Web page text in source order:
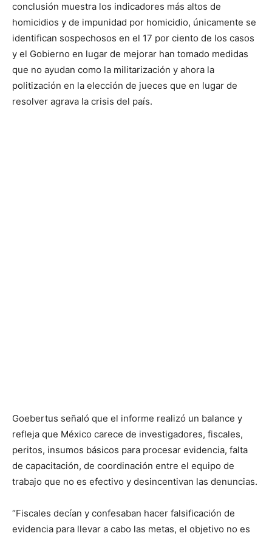
conclusión muestra los indicadores más altos de
homicidios y de impunidad por homicidio, únicamente se
identifican sospechosos en el 17 por ciento de los casos
y el Gobierno en lugar de mejorar han tomado medidas
que no ayudan como la militarización y ahora la
politización en la elección de jueces que en lugar de
resolver agrava la crisis del país.
Goebertus señaló que el informe realizó un balance y
refleja que México carece de investigadores, fiscales,
peritos, insumos básicos para procesar evidencia, falta
de capacitación, de coordinación entre el equipo de
trabajo que no es efectivo y desincentivan las denuncias.
“Fiscales decían y confesaban hacer falsificación de
evidencia para llevar a cabo las metas, el objetivo no es